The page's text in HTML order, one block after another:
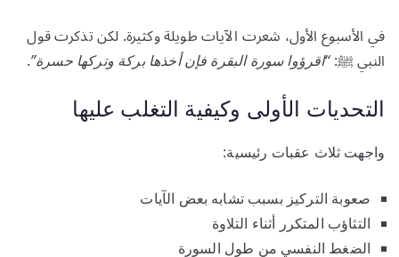
في الأسبوع الأول، شعرت الآيات طويلة وكثيرة. لكن تذكرت قول
النبي ﷺ:“اقرؤوا سورة البقرة فإن أخذها بركة وتركها حسرة”.
التحديات الأولى وكيفية التغلب عليها
واجهت ثلاث عقبات رئيسية:
صعوبة التركيز بسبب تشابه بعض الآيات
التثاؤب المتكرر أثناء التلاوة
الضغط النفسي من طول السورة